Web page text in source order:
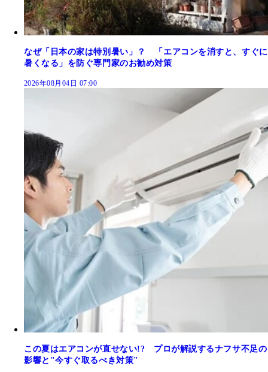
なぜ「日本の家は特別暑い」？ 「エアコンを消すと、すぐに
暑くなる」を防ぐ専門家のお勧め対策
2026年08月04日 07:00
この夏はエアコンが直せない!? プロが解説するナフサ不足の
影響と"今すぐ取るべき対策"